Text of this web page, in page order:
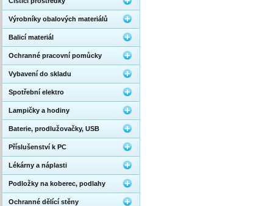
Výrobníky obalových materiálů
Balicí materiál
Ochranné pracovní pomůcky
Vybavení do skladu
Spotřební elektro
Lampičky a hodiny
Baterie, prodlužovačky, USB
Příslušenství k PC
Lékárny a náplasti
Podložky na koberec, podlahy
Ochranné dělící stěny